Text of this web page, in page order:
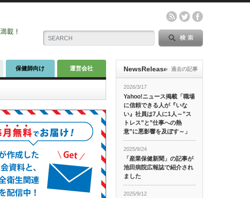
保健師向け 運営会社 NewsRelease
2026/3/17
Yahoo!ニュース掲載「職場
に信頼できる人が『いな
い』社員は7人に1人～”ス
トレス”と”仕事への熱
意”に悪影響を及ぼす～」
2025/9/24
「産業保健新聞」の記事が
池田病院広報誌で紹介され
ました
2025/9/12
過去の記事